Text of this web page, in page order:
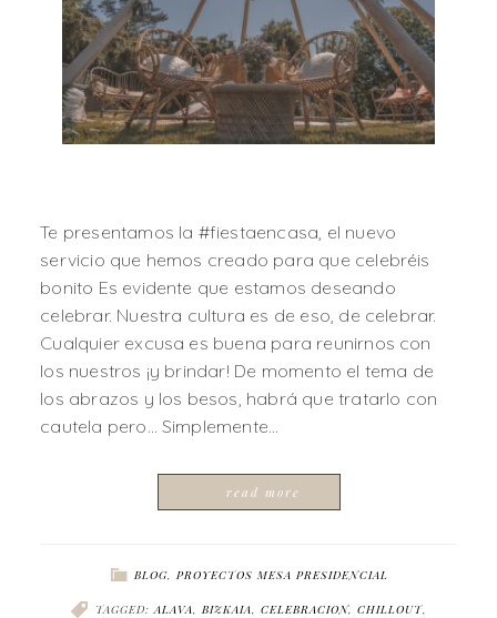
Te presentamos la #fiestaencasa, el nuevo
servicio que hemos creado para que celebréis
bonito Es evidente que estamos deseando
celebrar. Nuestra cultura es de eso, de celebrar.
Cualquier excusa es buena para reunirnos con
los nuestros ¡y brindar! De momento el tema de
los abrazos y los besos, habrá que tratarlo con
cautela pero… Simplemente…
read more
BLOG, PROYECTOS MESA PRESIDENCIAL
TAGGED:ALAVA, BIZKAIA, CELEBRACION, CHILLOUT,